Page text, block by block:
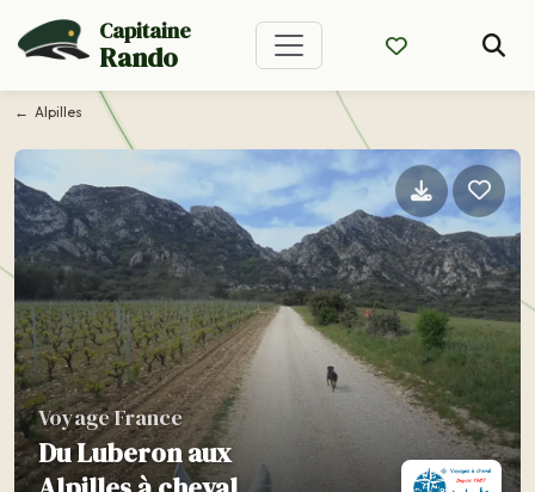
Capitaine
Rando
Alpilles
Voyage France
Du Luberon aux